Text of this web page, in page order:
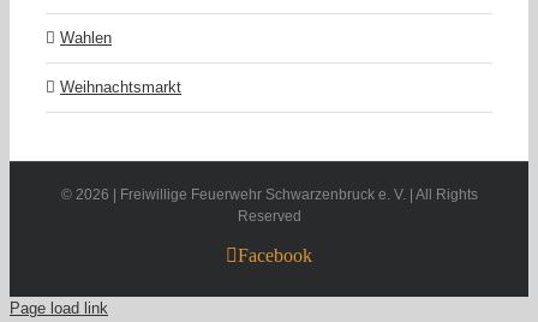
Wahlen
Weihnachtsmarkt
© 2026 | Freiwillige Feuerwehr Schwarzenbruck e. V. | All Rights
Reserved
Facebook
Page load link